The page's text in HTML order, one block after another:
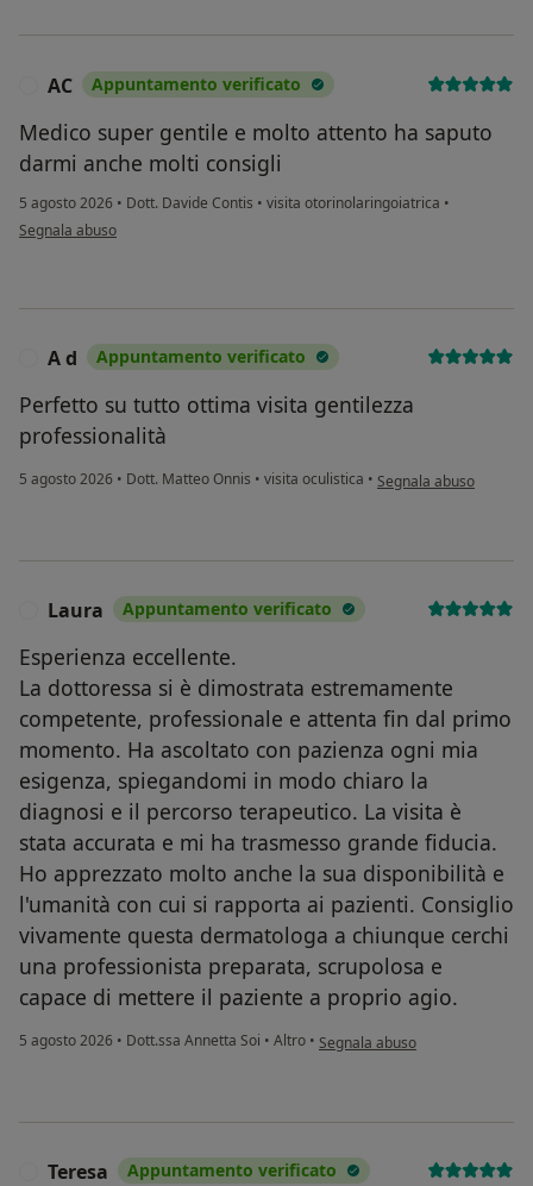
AC Appuntamento verificato
Medico super gentile e molto attento ha saputo
darmi anche molti consigli
5 agosto 2026 • Dott. Davide Contis • visita otorinolaringoiatrica •
secondo l'opinione dell'utente AC
Segnala abuso
A d Appuntamento verificato
Perfetto su tutto ottima visita gentilezza
professionalità
5 agosto 2026 • Dott. Matteo Onnis • visita oculistica • secondo l'opinione
Segnala abuso
Laura Appuntamento verificato
Esperienza eccellente.
La dottoressa si è dimostrata estremamente
competente, professionale e attenta fin dal primo
momento. Ha ascoltato con pazienza ogni mia
esigenza, spiegandomi in modo chiaro la
diagnosi e il percorso terapeutico. La visita è
stata accurata e mi ha trasmesso grande fiducia.
Ho apprezzato molto anche la sua disponibilità e
l'umanità con cui si rapporta ai pazienti. Consiglio
vivamente questa dermatologa a chiunque cerchi
una professionista preparata, scrupolosa e
capace di mettere il paziente a proprio agio.
5 agosto 2026 • Dott.ssa Annetta Soi • Altro • secondo l'opinione dell'utente
Segnala abuso
Teresa Appuntamento verificato